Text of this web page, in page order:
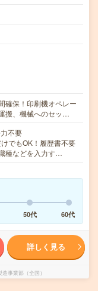
確保！印刷機オペレー
搬、機械へのセッ…
不要
でもOK！履歴書不要
種などを入力す…
50代 60代
詳しく見る
事業部（全国）